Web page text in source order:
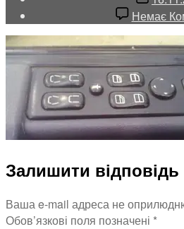
запису
Немає
Залишити відповідь
Ваша e-mail адреса не
Обов’язкові поля позначені *